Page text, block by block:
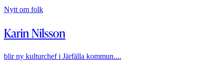
Nytt om folk
Karin Nilsson
blir ny kulturchef i Järfälla kommun....